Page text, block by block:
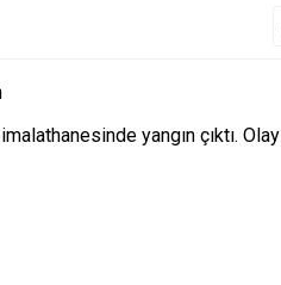
yangın çıktı. Olay